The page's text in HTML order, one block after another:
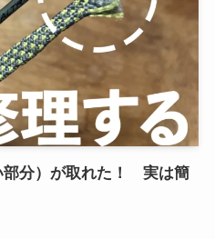
部分）が取れた！ 実は簡